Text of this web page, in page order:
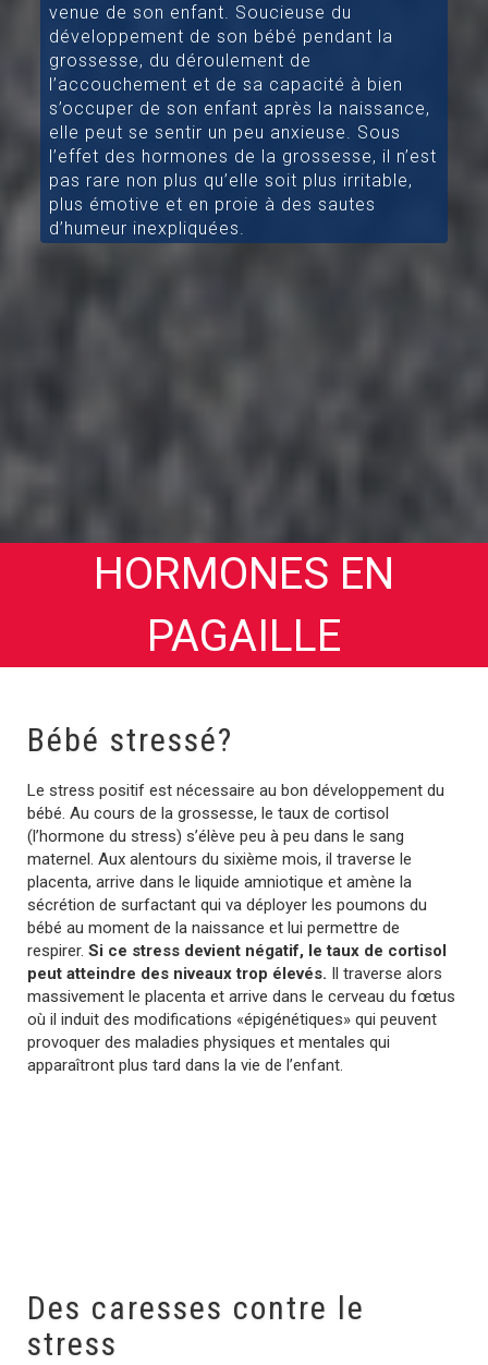
venue de son enfant. Soucieuse du
développement de son bébé pendant la
grossesse, du déroulement de
l’accouchement et de sa capacité à bien
s’occuper de son enfant après la naissance,
elle peut se sentir un peu anxieuse. Sous
l’effet des hormones de la grossesse, il n’est
pas rare non plus qu’elle soit plus irritable,
plus émotive et en proie à des sautes
d’humeur inexpliquées.
HORMONES EN
PAGAILLE
Bébé stressé?
Le stress positif est nécessaire au bon développement du
bébé. Au cours de la grossesse, le taux de cortisol
(l’hormone du stress) s’élève peu à peu dans le sang
maternel. Aux alentours du sixième mois, il traverse le
placenta, arrive dans le liquide amniotique et amène la
sécrétion de surfactant qui va déployer les poumons du
bébé au moment de la naissance et lui permettre de
respirer. Si ce stress devient négatif, le taux de cortisol
peut atteindre des niveaux trop élevés. Il traverse alors
massivement le placenta et arrive dans le cerveau du fœtus
où il induit des modifications «épigénétiques» qui peuvent
provoquer des maladies physiques et mentales qui
apparaîtront plus tard dans la vie de l’enfant.
Des caresses contre le
stress